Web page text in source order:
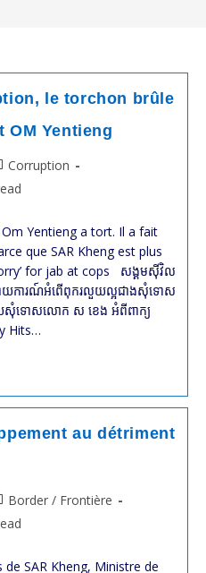
le torchon brûle
OM Yentieng
Corruption
Yentieng a tort. Il a fait
que SAR Kheng est plus
for jab at cops សង្គម​ស៊ីវិល​
យការណ៍​អំពើ​ពុក​រលួយ​ល្អ​ជាង​សុំ​ទោស
យសុំទោសលោក ស ខេង អំពី​ពាក្យ​
Hits…
au détriment
Border / Frontière
SAR Kheng, Ministre de